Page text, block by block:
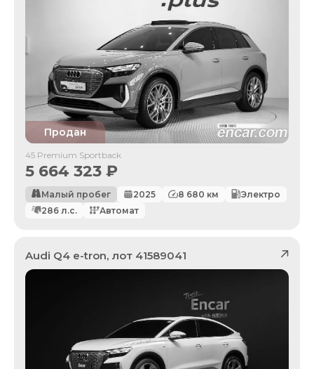
Продан
45 Premium Sportback
5 664 323 ₽
Малый пробег 2025 8 680 км
Электро
286 л.с. Автомат
Audi Q4 e-tron, лот 41589041